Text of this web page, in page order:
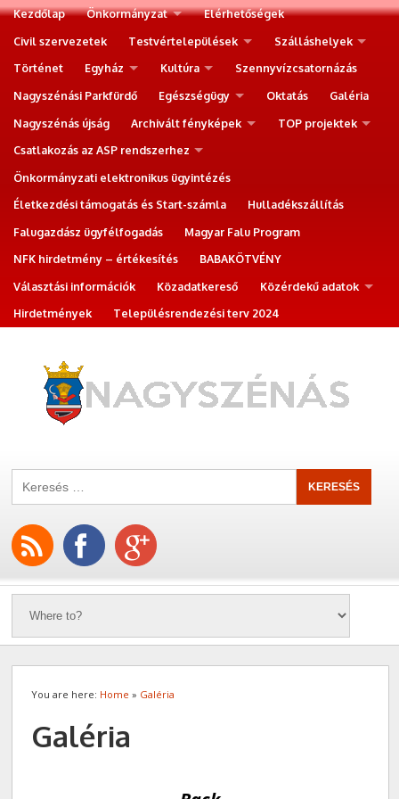
Kezdőlap Önkormányzat
Elérhetőségek
Civil szervezetek
Testvértelepülések
Szálláshelyek
Történet
Egyház Kultúra
Szennyvízcsatornázás
Nagyszénási Parkfürdő
Egészségügy Oktatás
Galéria
Nagyszénás újság
Archivált fényképek
TOP projektek
Csatlakozás az ASP rendszerhez
Önkormányzati elektronikus ügyintézés
Életkezdési támogatás és Start-számla
Hulladékszállítás
Falugazdász ügyfélfogadás
Magyar Falu Program
NFK hirdetmény – értékesítés
BABAKÖTVÉNY
Választási információk
Közadatkereső
Közérdekű adatok
Hirdetmények
Településrendezési terv 2024
You are here: Home » Galéria
Galéria